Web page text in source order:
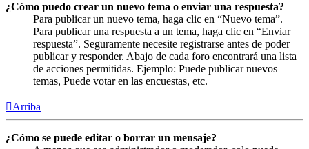
¿Cómo puedo crear un nuevo tema o enviar una respuesta?
Para publicar un nuevo tema, haga clic en “Nuevo tema”.
Para publicar una respuesta a un tema, haga clic en “Enviar
respuesta”. Seguramente necesite registrarse antes de poder
publicar y responder. Abajo de cada foro encontrará una lista
de acciones permitidas. Ejemplo: Puede publicar nuevos
temas, Puede votar en las encuestas, etc.
Arriba
¿Cómo se puede editar o borrar un mensaje?